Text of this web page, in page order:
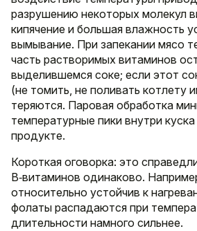
разрушению некоторых молекул
кипячение и большая влажность
вымывание. При запекании мясо
часть растворимых витаминов
выделившемся соке; если этот
(не томить, не поливать котлету
теряются. Паровая обработка
температурные пики внутри
продукте.
Короткая оговорка: это
B‑витаминов одинаково.
относительно устойчив к
фолаты распадаются при
длительности намного сильнее.